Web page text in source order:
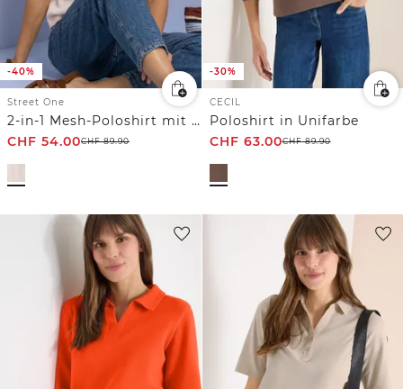
-40%
Street One
2-in-1 Mesh-Poloshirt mit Kurzarm
CHF 54.00CHF89.90
-30%
CECIL
Poloshirt in Unifarbe
CHF 63.00CHF89.90